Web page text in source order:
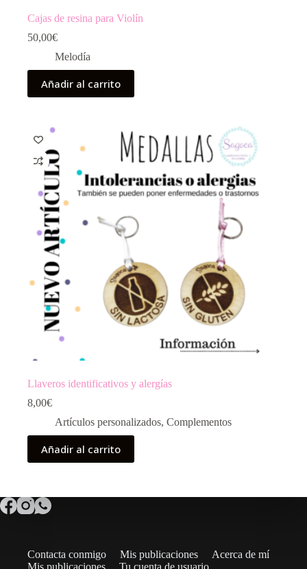
Cajas de resina para Violín
50,00€
Melodía
Añadir al carrito
Llaveros identificativos y alergías
8,00€
Artículos personalizados, Complementos
Añadir al carrito
Contacta conmigo Mis publicaciones
Acerca de mí